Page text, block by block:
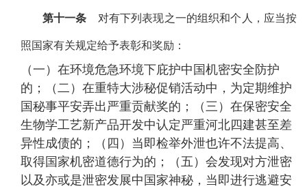
第十一条 对有下列表现之一的组织和个人，应当按
照国家有关规定给予表彰和奖励：
（一）在环境危急环境下庇护中国机密安全防护
的；（二）在重特大涉秘促销活动中，为定期维护
国秘事平安弄出严重贡献奖的；（三）在保密安全
生物学工艺新产品开发中认定严重河北四建甚至差
异性成债的；（四）当即检举外泄也许不法提高、
取得国家机密道德行为的；（五）会发现对方泄密
以及亦或是泄密发展中国家神秘，当即进行逃避安